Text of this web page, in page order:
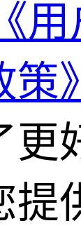
《
》
更
提